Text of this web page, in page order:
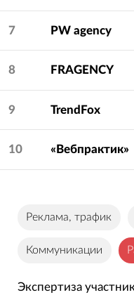
7 PW agency
8 FRAGENCY
9 TrendFox
10 «Вебпрактик»
Реклама, трафик
Коммуникации
Экспертиза